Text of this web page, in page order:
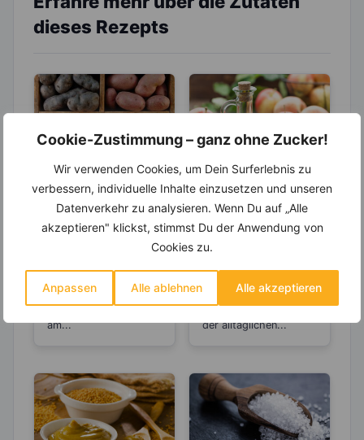
Cookie-Zustimmung – ganz ohne Zucker!
Wir verwenden Cookies, um Dein Surferlebnis zu
verbessern, individuelle Inhalte einzusetzen und unseren
Datenverkehr zu analysieren. Wenn Du auf „Alle
akzeptieren" klickst, stimmst Du der Anwendung von
Cookies zu.
Anpassen Alle ablehnen Alle akzeptieren
dieses Rezepts
Kartoffeln –
Helfen sie beim
Deutschland. Leider
wurden sie vor allem
am...
Wie Apfelessig
Appetit und
Heißhunger
Unter den
bekannteste oder
gängigste Variante in
der alltäglichen...